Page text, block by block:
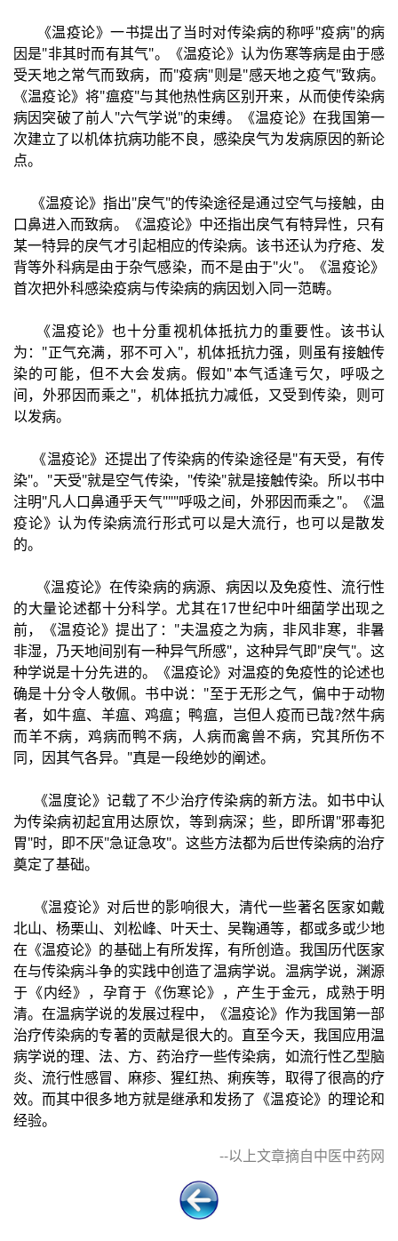
《温疫论》一书提出了当时对传染病的称呼"疫病"的病
因是"非其时而有其气"。《温疫论》认为伤寒等病是由于感
受天地之常气而致病，而"疫病"则是"感天地之疫气"致病。
《温疫论》将"瘟疫"与其他热性病区别开来，从而使传染病
病因突破了前人"六气学说"的束缚。《温疫论》在我国第一
次建立了以机体抗病功能不良，感染戾气为发病原因的新论
点。
《温疫论》指出"戾气"的传染途径是通过空气与接触，由
口鼻进入而致病。《温疫论》中还指出戾气有特异性，只有
某一特异的戾气才引起相应的传染病。该书还认为疗疮、发
背等外科病是由于杂气感染，而不是由于"火"。《温疫论》
首次把外科感染疫病与传染病的病因划入同一范畴。
《温疫论》也十分重视机体抵抗力的重要性。该书认
为："正气充满，邪不可入"，机体抵抗力强，则虽有接触传
染的可能，但不大会发病。假如"本气适逢亏欠，呼吸之
间，外邪因而乘之"，机体抵抗力减低，又受到传染，则可
以发病。
《温疫论》还提出了传染病的传染途径是"有天受，有传
染"。"天受"就是空气传染，"传染"就是接触传染。所以书中
注明"凡人口鼻通乎天气"""呼吸之间，外邪因而乘之"。《温
疫论》认为传染病流行形式可以是大流行，也可以是散发
的。
《温疫论》在传染病的病源、病因以及免疫性、流行性
的大量论述都十分科学。尤其在17世纪中叶细菌学出现之
前，《温疫论》提出了："夫温疫之为病，非风非寒，非暑
非湿，乃天地间别有一种异气所感"，这种异气即"戾气"。这
种学说是十分先进的。《温疫论》对温疫的免疫性的论述也
确是十分令人敬佩。书中说："至于无形之气，偏中于动物
者，如牛瘟、羊瘟、鸡瘟；鸭瘟，岂但人疫而已哉?然牛病
而羊不病，鸡病而鸭不病，人病而禽兽不病，究其所伤不
同，因其气各异。"真是一段绝妙的阐述。
《温度论》记载了不少治疗传染病的新方法。如书中认
为传染病初起宜用达原饮，等到病深；些，即所谓"邪毒犯
胃"时，即不厌"急证急攻"。这些方法都为后世传染病的治疗
奠定了基础。
《温疫论》对后世的影响很大，清代一些著名医家如戴
北山、杨栗山、刘松峰、叶天士、吴鞠通等，都或多或少地
在《温疫论》的基础上有所发挥，有所创造。我国历代医家
在与传染病斗争的实践中创造了温病学说。温病学说，渊源
于《内经》，孕育于《伤寒论》，产生于金元，成熟于明
清。在温病学说的发展过程中，《温疫论》作为我国第一部
治疗传染病的专著的贡献是很大的。直至今天，我国应用温
病学说的理、法、方、药治疗一些传染病，如流行性乙型脑
炎、流行性感冒、麻疹、猩红热、痢疾等，取得了很高的疗
效。而其中很多地方就是继承和发扬了《温疫论》的理论和
经验。
--以上文章摘自中医中药网